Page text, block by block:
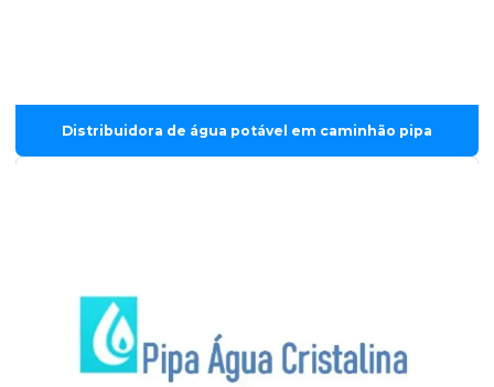
Distribuidora de água potável em caminhão pipa